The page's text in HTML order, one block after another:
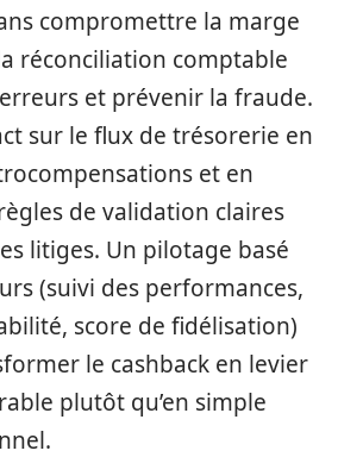
compromettre la marge
réconciliation comptable
et prévenir la fraude.
sur le flux de trésorerie en
et en
de validation claires
litiges. Un pilotage basé
(suivi des performances,
score de fidélisation)
le cashback en levier
plutôt qu’en simple